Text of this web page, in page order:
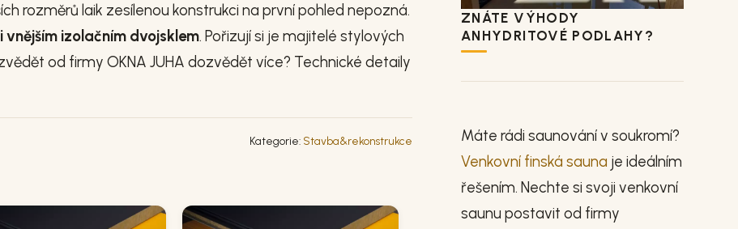
rozměrů laik zesílenou konstrukci na první pohled nepozná.
vnějším izolačním dvojsklem. Pořizují si je majitelé stylových
od firmy OKNA JUHA dozvědět více? Technické detaily
Kategorie: Stavba&rekonstrukce
ZNÁTE VÝHODY
ANHYDRITOVÉ PODLAHY?
Máte rádi saunování v soukromí?
Venkovní finská sauna je ideálním
řešením. Nechte si svoji venkovní
saunu postavit od firmy